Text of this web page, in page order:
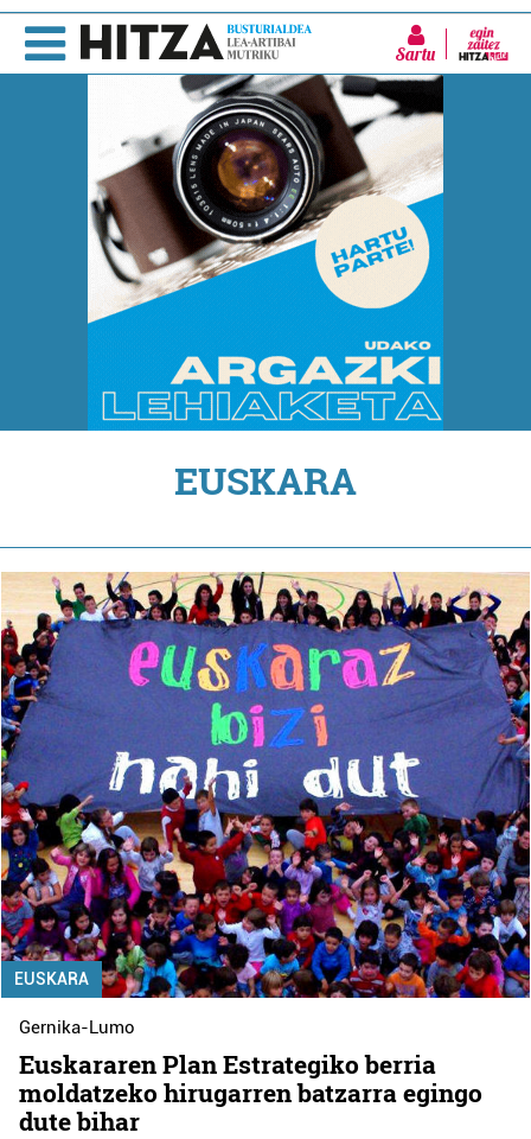
Sartu
EUSKARA
EUSKARA
Gernika-Lumo
Euskararen Plan Estrategiko berria
moldatzeko hirugarren batzarra egingo
dute bihar